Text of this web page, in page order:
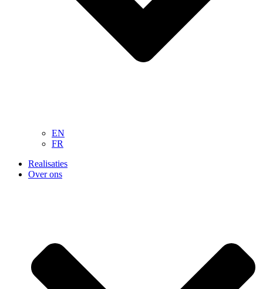
EN
FR
Realisaties
Over ons